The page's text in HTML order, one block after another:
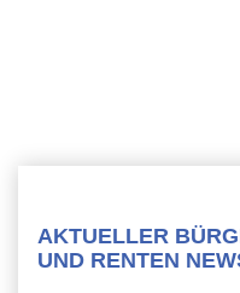
AKTUELLER
UND RENTEN